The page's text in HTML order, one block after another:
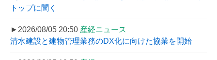
トップに聞く
►2026/08/05 20:50 産経ニュース
清水建設と建物管理業務のDX化に向けた協業を開始